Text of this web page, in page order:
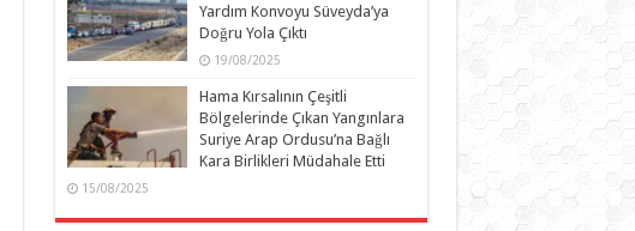
Yardım Konvoyu Süveyda’ya
Doğru Yola Çıktı
19/08/2025
Hama Kırsalının Çeşitli
Bölgelerinde Çıkan Yangınlara
Suriye Arap Ordusu’na Bağlı
Kara Birlikleri Müdahale Etti
15/08/2025